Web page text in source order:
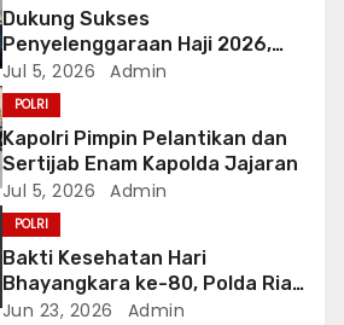
Dukung Sukses
Penyelenggaraan Haji 2026,
Polri Terima Penghargaan dari
Kementerian Haji dan Umrah RI
Jul 5, 2026 Admin
POLRI
Kapolri Pimpin Pelantikan dan
Sertijab Enam Kapolda Jajaran
Jul 5, 2026 Admin
POLRI
Bakti Kesehatan Hari
Bhayangkara ke-80, Polda Riau
Gelar 14 Layanan Medis
Jun 23, 2026 Admin